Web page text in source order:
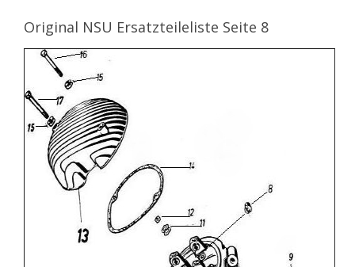
Original NSU Ersatzteileliste Seite 8